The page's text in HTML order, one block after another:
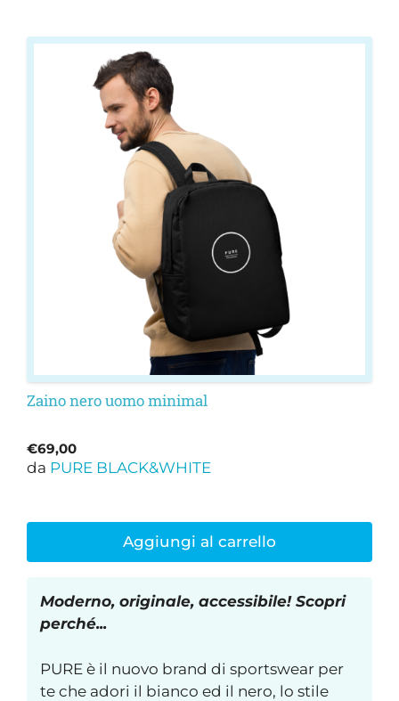
Zaino nero uomo minimal
€69,00
da PURE BLACK&WHITE
Aggiungi al carrello
Moderno, originale, accessibile! Scopri
perché...
PURE è il nuovo brand di sportswear per
te che adori il bianco ed il nero, lo stile